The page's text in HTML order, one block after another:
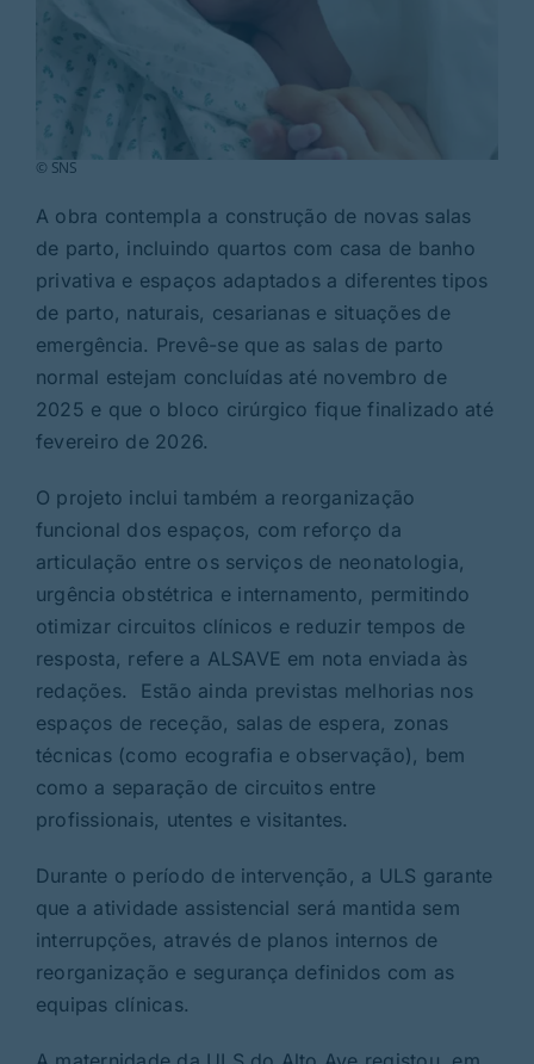
© SNS
A obra contempla a construção de novas salas
de parto, incluindo quartos com casa de banho
privativa e espaços adaptados a diferentes tipos
de parto, naturais, cesarianas e situações de
emergência. Prevê-se que as salas de parto
normal estejam concluídas até novembro de
2025 e que o bloco cirúrgico fique finalizado até
fevereiro de 2026.
O projeto inclui também a reorganização
funcional dos espaços, com reforço da
articulação entre os serviços de neonatologia,
urgência obstétrica e internamento, permitindo
otimizar circuitos clínicos e reduzir tempos de
resposta, refere a ALSAVE em nota enviada às
redações. Estão ainda previstas melhorias nos
espaços de receção, salas de espera, zonas
técnicas (como ecografia e observação), bem
como a separação de circuitos entre
profissionais, utentes e visitantes.
Durante o período de intervenção, a ULS garante
que a atividade assistencial será mantida sem
interrupções, através de planos internos de
reorganização e segurança definidos com as
equipas clínicas.